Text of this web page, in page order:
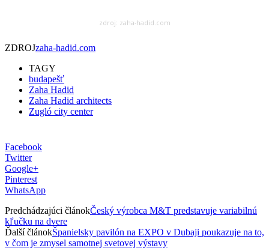
zdroj: zaha-hadid.com
ZDROJzaha-hadid.com
TAGY
budapešť
Zaha Hadid
Zaha Hadid architects
Zugló city center
Facebook
Twitter
Google+
Pinterest
WhatsApp
Predchádzajúci článokČeský výrobca M&T predstavuje variabilnú
kľučku na dvere
Ďalší článokŠpanielsky pavilón na EXPO v Dubaji poukazuje na to,
v čom je zmysel samotnej svetovej výstavy